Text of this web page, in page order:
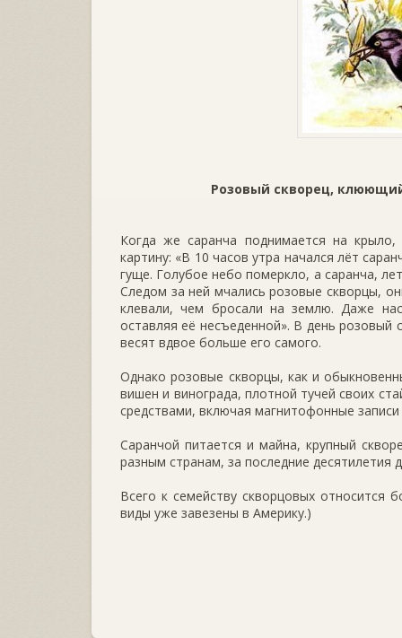
Розовый скворец,
Когда же саранча поднимается на
картину: «В 10 часов утра начался лёт
гуще. Голубое небо померкло, а саранча,
Следом за ней мчались розовые скворцы,
клевали, чем бросали на землю. Даже
оставляя её несъеденной». В день розовый
весят вдвое боль­ше его самого.
Однако розовые скворцы, как и
вишен и винограда, плотной тучей своих
средствами, включая магнитофонные
Саранчой питается и майна, крупный
разным странам, за последние десятилетия
Всего к семейству скворцовых
виды уже завезены в Америку.)